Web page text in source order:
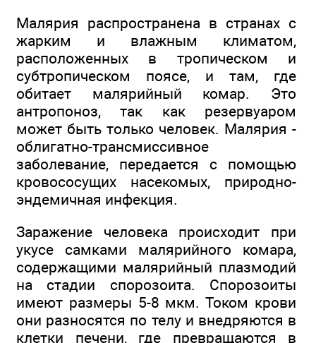
Малярия распространена в странах с
жарким и влажным климатом,
расположенных в тропическом и
субтропическом поясе, и там, где
обитает малярийный комар. Это
антропоноз, так как резервуаром
может быть только человек. Малярия -
облигатно-трансмиссивное
заболевание, передается с помощью
кровососущих насекомых, природно-
эндемичная инфекция.
Заражение человека происходит при
укусе самками малярийного комара,
содержащими малярийный плазмодий
на стадии спорозоита. Спорозоиты
имеют размеры 5-8 мкм. Током крови
они разносятся по телу и внедряются в
клетки печени, где превращаются в